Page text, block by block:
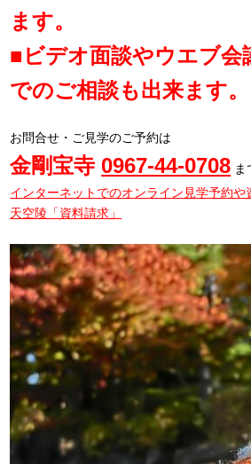
ます。
■ビデオ面談やウエブ会
でのご相談も出来ます。
お問合せ・ご見学のご予約は
金剛宝寺 0967-44-0708 ま
インターネットでのオンライン見学予約
天空陵「資料請求」